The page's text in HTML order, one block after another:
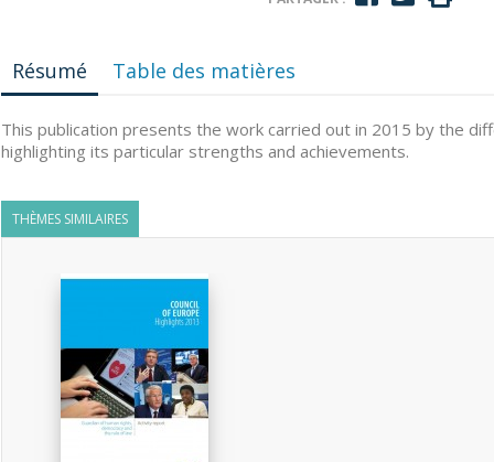
Résumé Table des matières
This publication presents the work carried out in 2015 by the
highlighting its particular strengths and achievements.
THÈMES SIMILAIRES